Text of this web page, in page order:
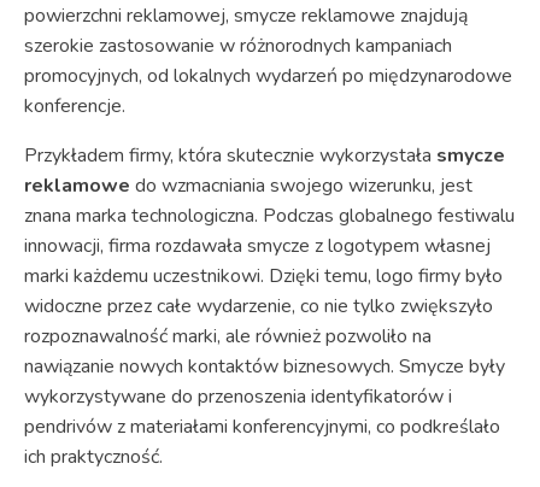
powierzchni reklamowej, smycze reklamowe znajdują
szerokie zastosowanie w różnorodnych kampaniach
promocyjnych, od lokalnych wydarzeń po międzynarodowe
konferencje.
Przykładem firmy, która skutecznie wykorzystała smycze
reklamowe do wzmacniania swojego wizerunku, jest
znana marka technologiczna. Podczas globalnego festiwalu
innowacji, firma rozdawała smycze z logotypem własnej
marki każdemu uczestnikowi. Dzięki temu, logo firmy było
widoczne przez całe wydarzenie, co nie tylko zwiększyło
rozpoznawalność marki, ale również pozwoliło na
nawiązanie nowych kontaktów biznesowych. Smycze były
wykorzystywane do przenoszenia identyfikatorów i
pendrivów z materiałami konferencyjnymi, co podkreślało
ich praktyczność.